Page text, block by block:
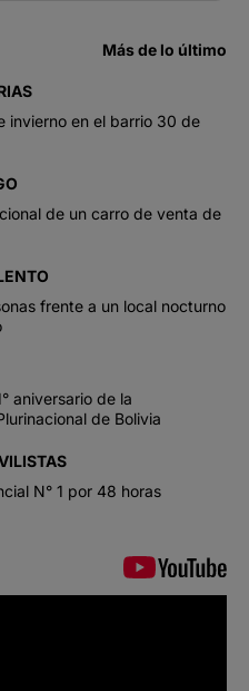
Más de lo último
invierno en el barrio 30 de
de un carro de venta de
frente a un local nocturno
aniversario de la
de Bolivia
N° 1 por 48 horas